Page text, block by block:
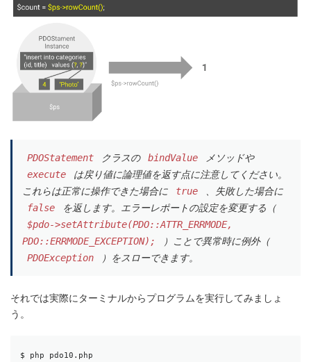
PDOStatement クラスの bindValue メソッドや
execute
は戻り値に論理値を返す点に注意してください。
これらは正常に操作できた場合に
true 、失敗した場合に
false を返します。エラーレポートの設定を変更する（
$pdo->setAttribute(PDO::ATTR_ERRMODE,
PDO::ERRMODE_EXCEPTION);
）ことで異常時に例外（
PDOException ）をスローできます。
それでは実際にターミナルからプログラムを実行してみましょ
う。
$ php pdo10.php